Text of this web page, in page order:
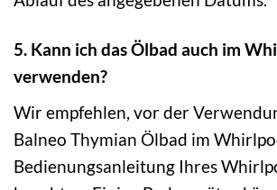
5. Kann ich das Ölbad auch im
verwenden?
Wir empfehlen, vor der
Balneo Thymian Ölbad im
Bedienungsanleitung Ihres